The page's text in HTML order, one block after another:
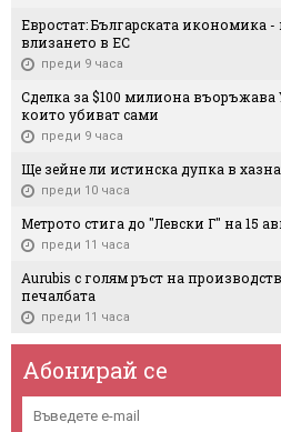
Евростат: Българската икономика
влизането в ЕС
преди 9 часа
Сделка за $100 милиона въоръжава
които убиват сами
преди 9 часа
Ще зейне ли истинска дупка в
преди 10 часа
Метрото стига до "Левски Г" на 15
преди 11 часа
Aurubis с голям ръст на
печалбата
преди 11 часа
Абонирай се